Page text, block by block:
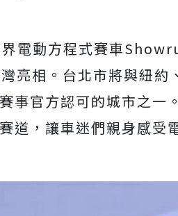
電動方程式賽車
亮相。台北市將與紐約
事官方認可的城市之一
道，讓車迷們親身感受